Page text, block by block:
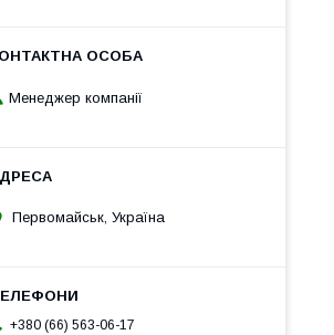
Менеджер компанії
Первомайськ, Україна
+380 (66) 563-06-17